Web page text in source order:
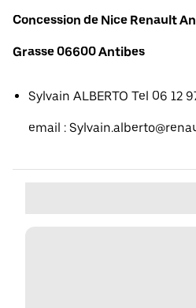
Concession de Nice Renault
Grasse 06600 Antibes
Sylvain ALBERTO Tel 06 12
email :